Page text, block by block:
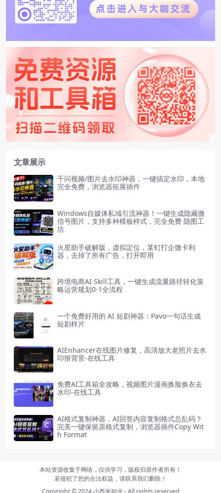
文章展示
千问视频/图片去水印神器，一键搞定水印，本地
完全免费，浏览器拓展插件
Windows自媒体私域引流神器！一键生成隐藏微
信号图片，支持多种模板样式，完全免费 隐图工
坊
火星助手破解版，虚拟定位，某钉打企微卡利
器，去掉了所有广告，打开即用
跨境电商AI Skill工具，一键生成流量路径转化策
略运营规划0-1全流程
一个免费好用的 AI 短剧神器：Pavo一句话生成
短剧样片
AIEnhancer在线图片修复，高清放大老照片去水
印抠背景-在线工具
免费AI工具箱全攻略，视频图片漫画换脸换衣去
水印-在线工具
AI格式复制神器，AI回答内容复制格式总乱码？
完美一键保留原格式复制，浏览器插件Copy Wit
h Format
本站资源收集于网络，仅供学习，版权归原作者所有！
若侵犯了您的合法权益，请联系我们删除！
Copyright © 2024小西米副业 - All rights reserved